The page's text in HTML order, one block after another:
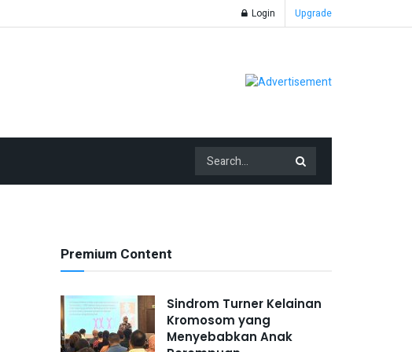
Login Upgrade
Premium Content
Sindrom Turner Kelainan
Kromosom yang
Menyebabkan Anak